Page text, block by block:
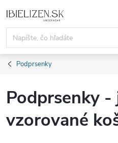
na
obsah
Podprsenky
Podprsenky -
vzorované